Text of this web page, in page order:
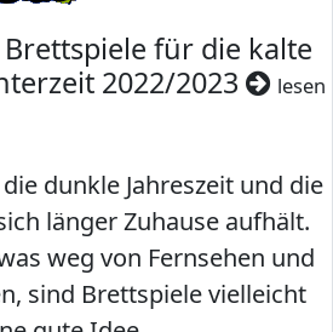
für die kalte
2022/2023
lesen
dunkle Jahreszeit und die
länger Zuhause aufhält.
weg von Fernsehen und
sind Brettspiele vielleicht